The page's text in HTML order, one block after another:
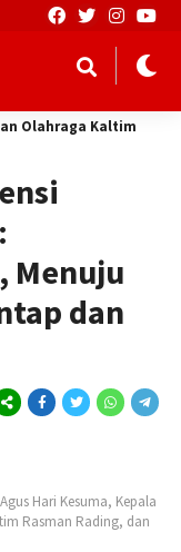
Olahraga Kaltim
Menuju
dan
Hari Kesuma, Kepala
Rasman Rading, dan